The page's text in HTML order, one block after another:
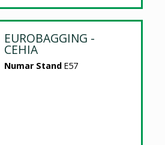
EUROBAGGING -
CEHIA
Numar Stand E57